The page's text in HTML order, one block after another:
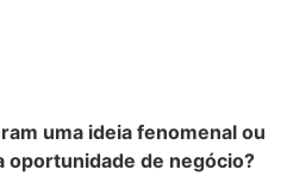
uma ideia fenomenal ou
oportunidade de negócio?